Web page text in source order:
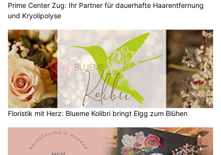
Prime Center Zug: Ihr Partner für dauerhafte Haarentfernung
und Kryolipolyse
Floristik mit Herz: Blueme Kolibri bringt Elgg zum Blühen